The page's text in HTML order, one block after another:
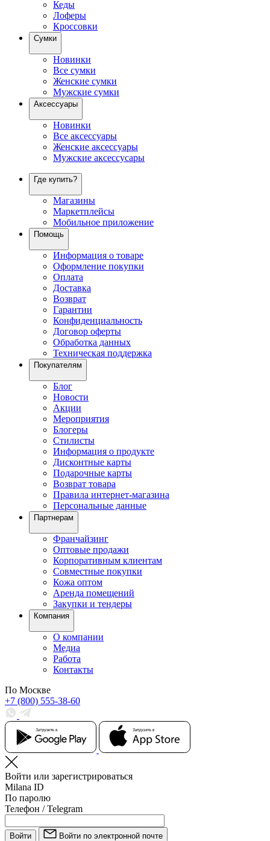
Кеды
Лоферы
Кроссовки
Сумки
Новинки
Все сумки
Женские сумки
Мужские сумки
Аксессуары
Новинки
Все аксессуары
Женские аксессуары
Мужские аксессусары
Где купить?
Магазины
Маркетплейсы
Мобильное приложение
Помощь
Информация о товаре
Оформление покупки
Оплата
Доставка
Возврат
Гарантии
Конфиденциальность
Договор оферты
Обработка данных
Техническая поддержка
Покупателям
Блог
Новости
Акции
Мероприятия
Блогеры
Стилисты
Информация о продукте
Дисконтные карты
Подарочные карты
Возврат товара
Правила интернет-магазина
Персональные данные
Партнерам
Франчайзинг
Оптовые продажи
Корпоративным клиентам
Совместные покупки
Кожа оптом
Аренда помещений
Закупки и тендеры
Компания
О компании
Медиа
Работа
Контакты
По Москве
+7 (800) 555-38-60
Войти или зарегистрироваться
Milana ID
По паролю
Телефон / Telegram
Войти Войти по электронной почте